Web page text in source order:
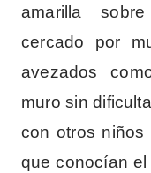
amarilla
cercado por
avezados
muro sin
con otros
que conocían el